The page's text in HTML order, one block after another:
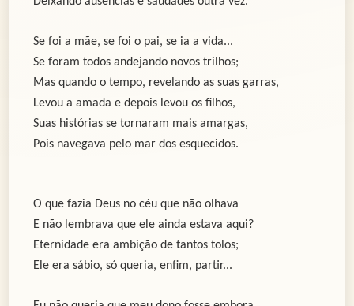
Se foi a mãe, se foi o pai, se ia a vida...
Se foram todos andejando novos trilhos;
Mas quando o tempo, revelando as suas garras,
Levou a amada e depois levou os filhos,
Suas histórias se tornaram mais amargas,
Pois navegava pelo mar dos esquecidos.
O que fazia Deus no céu que não olhava
E não lembrava que ele ainda estava aqui?
Eternidade era ambição de tantos tolos;
Ele era sábio, só queria, enfim, partir...